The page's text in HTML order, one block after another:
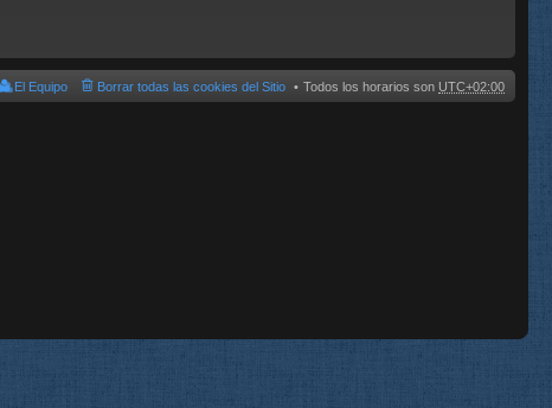
Todos los horarios son UTC+02:00
Borrar todas las cookies del Sitio
El Equipo